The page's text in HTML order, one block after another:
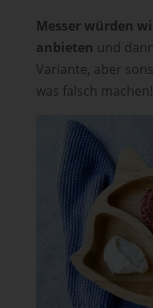
Messer würden
anbieten und
Variante, aber
was falsch machen!